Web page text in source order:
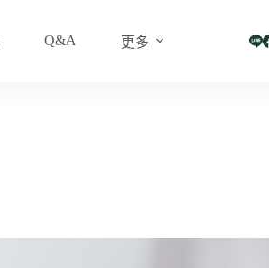
Q&A 更多